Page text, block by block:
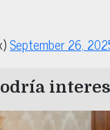
September 26,